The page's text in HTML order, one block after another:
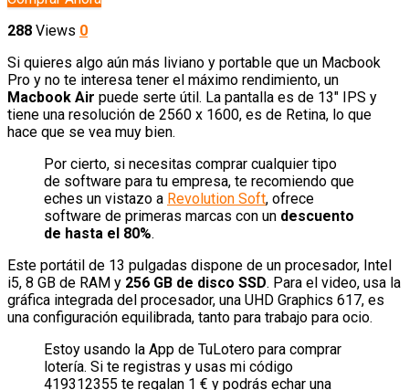
288 Views 0
Si quieres algo aún más liviano y portable que un Macbook
Pro y no te interesa tener el máximo rendimiento, un
Macbook Air puede serte útil. La pantalla es de 13″ IPS y
tiene una resolución de 2560 x 1600, es de Retina, lo que
hace que se vea muy bien.
Por cierto, si necesitas comprar cualquier tipo
de software para tu empresa, te recomiendo que
eches un vistazo a Revolution Soft, ofrece
software de primeras marcas con un descuento
de hasta el 80%.
Este portátil de 13 pulgadas dispone de un procesador, Intel
i5, 8 GB de RAM y 256 GB de disco SSD. Para el video, usa la
gráfica integrada del procesador, una UHD Graphics 617, es
una configuración equilibrada, tanto para trabajo para ocio.
Estoy usando la App de TuLotero para comprar
lotería. Si te registras y usas mi código
419312355 te regalan 1 € y podrás echar una